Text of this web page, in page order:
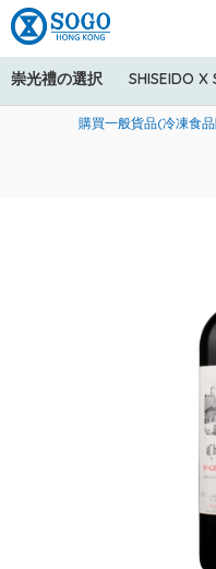
崇光禮の選択 SHISEIDO
美國運通Explorer®信用
購買一般貨品(冷凍食
寄送中國內地服務只適用